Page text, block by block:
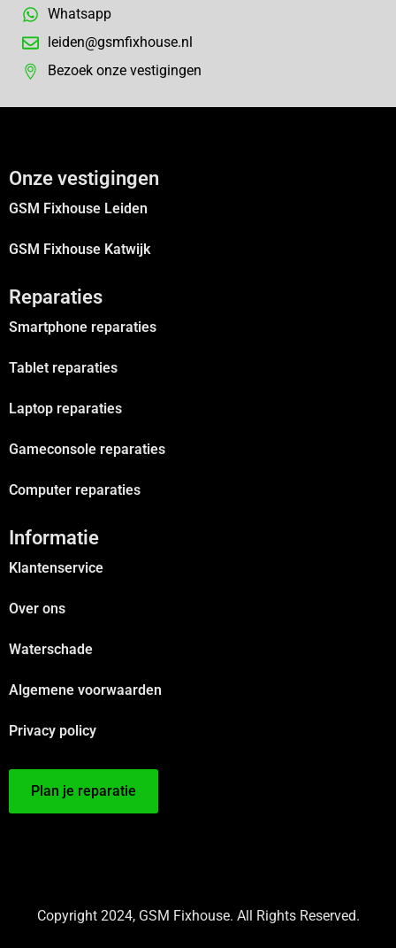
Whatsapp
leiden@gsmfixhouse.nl
Bezoek onze vestigingen
Onze vestigingen
GSM Fixhouse Leiden
GSM Fixhouse Katwijk
Reparaties
Smartphone reparaties
Tablet reparaties
Laptop reparaties
Gameconsole reparaties
Computer reparaties
Informatie
Klantenservice
Over ons
Waterschade
Algemene voorwaarden
Privacy policy
Plan je reparatie
Copyright 2024, GSM Fixhouse. All Rights Reserved.